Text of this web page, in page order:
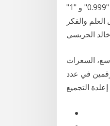
النهائي، أو 0. 9 ، أو (9).0، أو . ˙) هو عدد حقيقي يساوي رقم واحد.وبعبارة أخرى، فإن رموز "0.999" و "1"
والفكر
الجريسي
السعرات
في عدد
التجميع